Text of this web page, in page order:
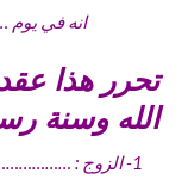
انه في يوم
تحرر هذا
الله وسنة
1- الزوج :